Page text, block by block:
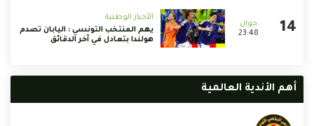
23:48
الأخبار الوطنية
يهم المنتخب التونسي : اليابان تصدم
هولندا بتعادل في آخر الدقائق
أهم الأندية العالمية